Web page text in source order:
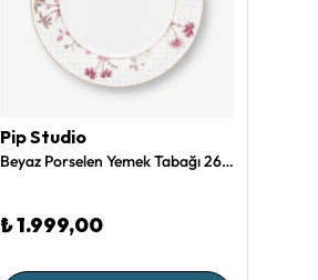
Pip Studio
Beyaz Porselen Yemek Tabağı 26,5 Cm Jolie Collection by Pip Studio
₺ 1.999,00